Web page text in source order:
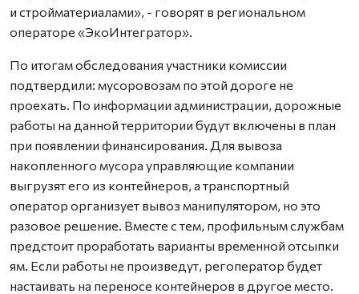
и стройматериалами», - говорят в региональном
операторе «ЭкоИнтегратор».
По итогам обследования участники комиссии
подтвердили: мусоровозам по этой дороге не
проехать. По информации администрации, дорожные
работы на данной территории будут включены в план
при появлении финансирования. Для вывоза
накопленного мусора управляющие компании
выгрузят его из контейнеров, а транспортный
оператор организует вывоз манипулятором, но это
разовое решение. Вместе с тем, профильным службам
предстоит проработать варианты временной отсыпки
ям. Если работы не произведут, регоператор будет
настаивать на переносе контейнеров в другое место.